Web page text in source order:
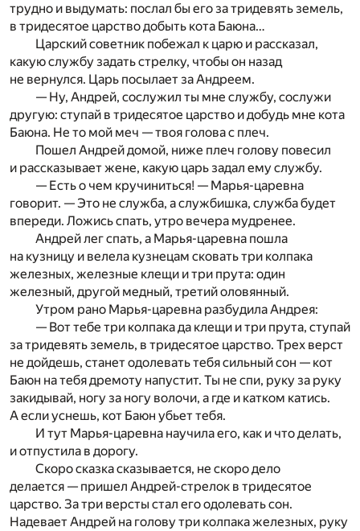
трудно и выдумать: послал бы его за тридевять земель,
в тридесятое царство добыть кота Баюна…
Царский советник побежал к царю и рассказал,
какую службу задать стрелку, чтобы он назад
не вернулся. Царь посылает за Андреем.
— Ну, Андрей, сослужил ты мне службу, сослужи
другую: ступай в тридесятое царство и добудь мне кота
Баюна. Не то мой меч — твоя голова с плеч.
Пошел Андрей домой, ниже плеч голову повесил
и рассказывает жене, какую царь задал ему службу.
— Есть о чем кручиниться! — Марья-царевна
говорит. — Это не служба, а службишка, служба будет
впереди. Ложись спать, утро вечера мудренее.
Андрей лег спать, а Марья-царевна пошла
на кузницу и велела кузнецам сковать три колпака
железных, железные клещи и три прута: один
железный, другой медный, третий оловянный.
Утром рано Марья-царевна разбудила Андрея:
— Вот тебе три колпака да клещи и три прута, ступай
за тридевять земель, в тридесятое царство. Трех верст
не дойдешь, станет одолевать тебя сильный сон — кот
Баюн на тебя дремоту напустит. Ты не спи, руку за руку
закидывай, ногу за ногу волочи, а где и катком катись.
А если уснешь, кот Баюн убьет тебя.
И тут Марья-царевна научила его, как и что делать,
и отпустила в дорогу.
Скоро сказка сказывается, не скоро дело
делается — пришел Андрей-стрелок в тридесятое
царство. За три версты стал его одолевать сон.
Надевает Андрей на голову три колпака железных, руку